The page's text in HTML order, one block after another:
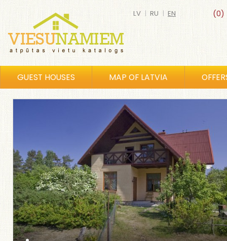
(0)
LV | RU | EN
GUEST HOUSES MAP OF LATVIA